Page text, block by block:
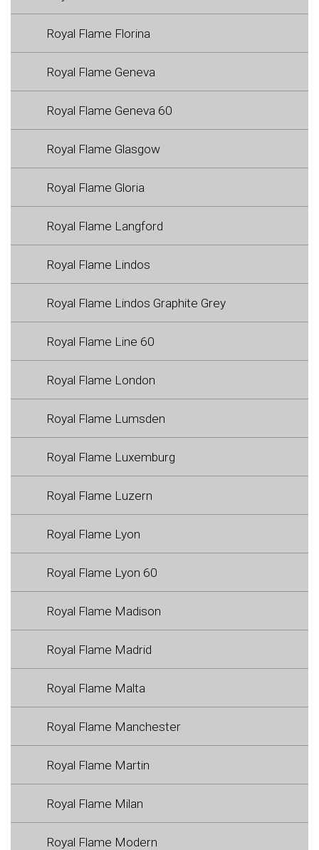
Royal Flame Florina
Royal Flame Geneva
Royal Flame Geneva 60
Royal Flame Glasgow
Royal Flame Gloria
Royal Flame Langford
Royal Flame Lindos
Royal Flame Lindos Graphite Grey
Royal Flame Line 60
Royal Flame London
Royal Flame Lumsden
Royal Flame Luxemburg
Royal Flame Luzern
Royal Flame Lyon
Royal Flame Lyon 60
Royal Flame Madison
Royal Flame Madrid
Royal Flame Malta
Royal Flame Manchester
Royal Flame Martin
Royal Flame Milan
Royal Flame Modern